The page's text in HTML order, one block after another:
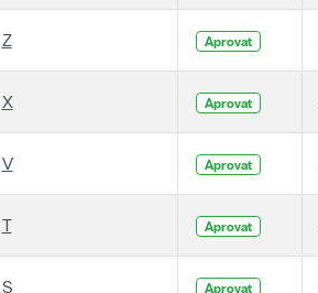
Z Aprovat
X
V Aprovat
T
S Aprovat